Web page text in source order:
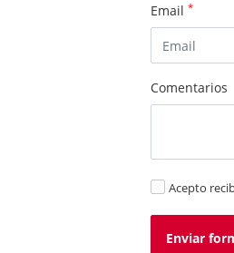
Email *
Comentarios
Acepto
Enviar